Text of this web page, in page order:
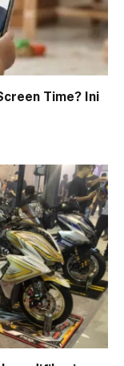
Time? Ini